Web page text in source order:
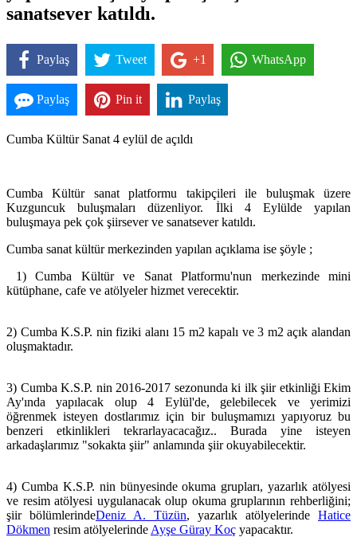
sanatsever katıldı.
Paylaş Tweet +1 WhatsApp
Paylaş Pin it Paylaş
Cumba Kültür Sanat 4 eylül de açıldı
Cumba Kültür sanat platformu takipçileri ile buluşmak üzere
Kuzguncuk buluşmaları düzenliyor. İlki 4 Eylülde yapılan
buluşmaya pek çok şiirsever ve sanatsever katıldı.
Cumba sanat kültür merkezinden yapılan açıklama ise şöyle ;
1) Cumba Kültür ve Sanat Platformu'nun merkezinde mini
kütüphane, cafe ve atölyeler hizmet verecektir.
2) Cumba K.S.P. nin fiziki alanı 15 m2 kapalı ve 3 m2 açık alandan
oluşmaktadır.
3) Cumba K.S.P. nin 2016-2017 sezonunda ki ilk şiir etkinliği Ekim
Ay'ında yapılacak olup 4 Eylül'de, gelebilecek ve yerimizi
öğrenmek isteyen dostlarımız için bir buluşmamızı yapıyoruz bu
benzeri etkinlikleri tekrarlayacacağız.. Burada yine isteyen
arkadaşlarımız "sokakta şiir" anlamında şiir okuyabilecektir.
4) Cumba K.S.P. nin bünyesinde okuma grupları, yazarlık atölyesi
ve resim atölyesi uygulanacak olup okuma gruplarının rehberliğini;
şiir bölümlerindeDeniz A. Tüzün, yazarlık atölyelerinde Hatice
Dökmen resim atölyelerinde Ayşe Güray Koç yapacaktır.